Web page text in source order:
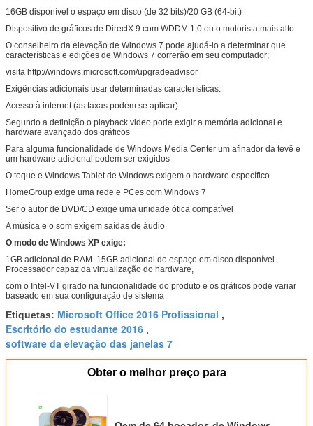
16GB disponível o espaço em disco (de 32 bits)/20 GB (64-bit)
Dispositivo de gráficos de DirectX 9 com WDDM 1,0 ou o motorista mais alto
O conselheiro da elevação de Windows 7 pode ajudá-lo a determinar que
características e edições de Windows 7 correrão em seu computador;
visita http://windows.microsoft.com/upgradeadvisor
Exigências adicionais usar determinadas características:
Acesso à internet (as taxas podem se aplicar)
Segundo a definição o playback video pode exigir a memória adicional e
hardware avançado dos gráficos
Para alguma funcionalidade de Windows Media Center um afinador da tevê e
um hardware adicional podem ser exigidos
O toque e Windows Tablet de Windows exigem o hardware específico
HomeGroup exige uma rede e PCes com Windows 7
Ser o autor de DVD/CD exige uma unidade ótica compatível
A música e o som exigem saídas de áudio
O modo de Windows XP exige:
1GB adicional de RAM. 15GB adicional do espaço em disco disponível.
Processador capaz da virtualização do hardware,
com o Intel-VT girado na funcionalidade do produto e os gráficos pode variar
baseado em sua configuração de sistema
Etiquetas: Microsoft Office 2016 Profissional ,
Escritório do estudante 2016 ,
software da elevação das janelas 7
Obter o melhor preço para